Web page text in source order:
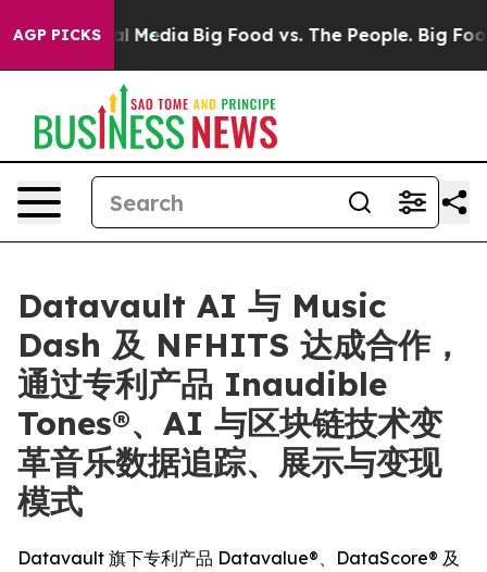
AGP PICKS
Social Media Big Food vs. The People. Big Food’s
Datavault AI 与 Music
Dash 及 NFHITS 达成合作，
通过专利产品 Inaudible
Tones®、AI 与区块链技术变
革音乐数据追踪、展示与变现
模式
Datavault 旗下专利产品 Datavalue®、DataScore® 及